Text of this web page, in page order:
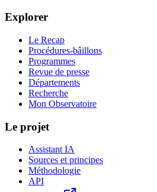
Explorer
Le Recap
Procédures-bâillons
Programmes
Revue de presse
Départements
Recherche
Mon Observatoire
Le projet
Assistant IA
Sources et principes
Méthodologie
API